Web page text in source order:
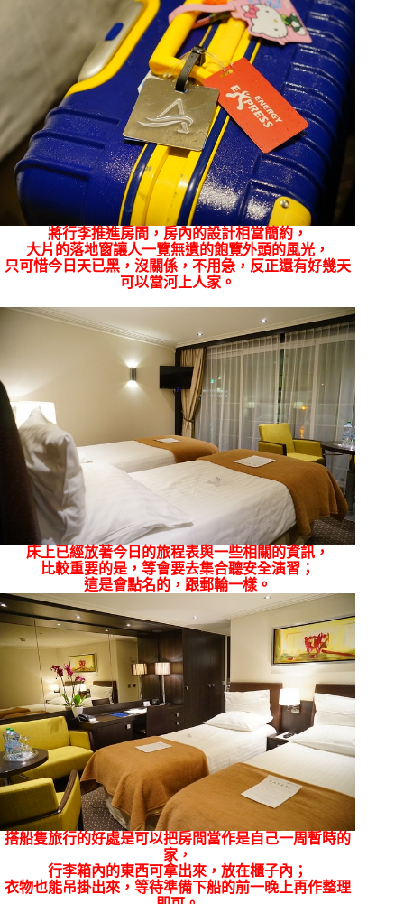
將行李推進房間，房內的設計相當簡約，
大片的落地窗讓人一覽無遺的飽覽外頭的風光，
只可惜今日天已黑，沒關係，不用急，反正還有好幾天
可以當河上人家。
床上已經放著今日的旅程表與一些相關的資訊，
比較重要的是，等會要去集合聽安全演習；
這是會點名的，跟郵輪一樣。
搭船隻旅行的好處是可以把房間當作是自己一周暫時的
家，
行李箱內的東西可拿出來，放在櫃子內；
衣物也能吊掛出來，等待準備下船的前一晚上再作整理